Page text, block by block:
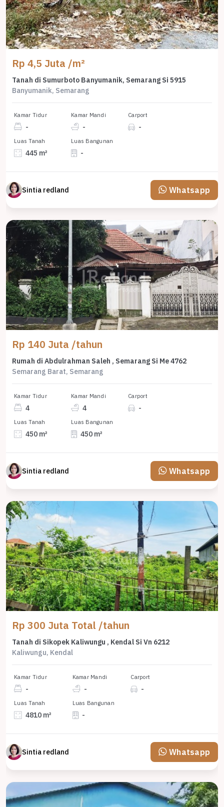
Rp 4,5 Juta /m²
Tanah di Sumurboto Banyumanik, Semarang Si 5915
Banyumanik, Semarang
Kamar Tidur
-
Kamar Mandi
-
Carport
-
Luas Tanah
445 m²
Luas Bangunan
-
Sintia redland Whatsapp
Rp 140 Juta /tahun
Rumah di Abdulrahman Saleh , Semarang Si Me 4762
Semarang Barat, Semarang
Kamar Tidur
4
Kamar Mandi
4
Carport
-
Luas Tanah
450 m²
Luas Bangunan
450 m²
Sintia redland Whatsapp
Rp 300 Juta Total /tahun
Tanah di Sikopek Kaliwungu , Kendal Si Vn 6212
Kaliwungu, Kendal
Kamar Tidur
-
Kamar Mandi
-
Carport
-
Luas Tanah
4810 m²
Luas Bangunan
-
Sintia redland Whatsapp